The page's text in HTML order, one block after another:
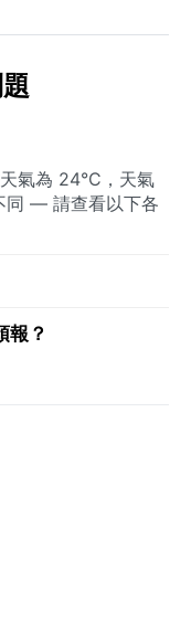
氣為 24°C，天氣
同 — 請查看以下各
報？